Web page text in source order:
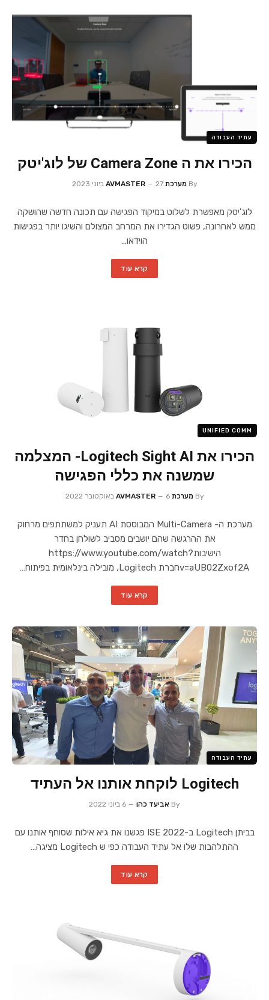
עתיד העבודה
הכירו את ה Camera Zone של לוג'יטק
By מערכת AVMASTER27 ביוני 2023
לוג'יטק מאפשרת לשלוט במיקוד הפגישה עם תכונה חדשה שהושקה
ממש לאחרונה, פשוט הגדירו את המרחב המצולם והשיגו יותר בפגישות
הוידאו…
קרא עוד
UNIFIED COMM
הכירו את Logitech Sight AI- המצלמה
שמשנה את כללי הפגישה
By מערכת AVMASTER6 באוקטובר 2022
מערכת ה- Multi-Camera המבוססת AI תעניק למשתתפים מרחוק
את ההרגשה שהם יושבים מסביב לשולחן בחדר
הישיבותhttps://www.youtube.com/watch?
v=aUB02Zxof2Aחברת Logitech, מובילה בינלאומית בפיתוח…
קרא עוד
עתיד העבודה
Logitech לוקחת אותנו אל העתיד
By אביעד כהן 6 ביוני 2022
בביתן Logitech ב-ISE 2022 פגשנו את גיא אילות שסוחף אותנו עם
ההתלהבות שלו אל עתיד העבודה כפי ש Logitech מציגה…
קרא עוד